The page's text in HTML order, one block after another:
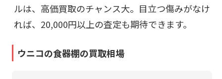
ルは、高価買取のチャンス大。目立つ傷みがなけ
れば、20,000円以上の査定も期待できます。
ウニコの食器棚の買取相場